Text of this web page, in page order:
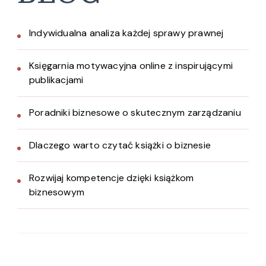
Indywidualna analiza każdej sprawy prawnej
Księgarnia motywacyjna online z inspirującymi
publikacjami
Poradniki biznesowe o skutecznym zarządzaniu
Dlaczego warto czytać książki o biznesie
Rozwijaj kompetencje dzięki książkom
biznesowym